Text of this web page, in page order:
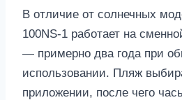
В отличие от солнечных
100NS-1 работает на
— примерно два года при
использовании. Пляж
приложении, после чего